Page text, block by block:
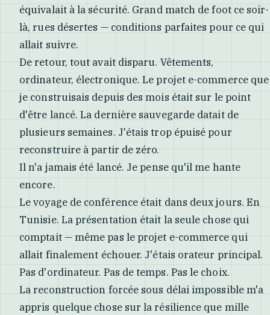
équivalait à la sécurité. Grand match de foot ce soir-
là, rues désertes — conditions parfaites pour ce qui
allait suivre.
De retour, tout avait disparu. Vêtements,
ordinateur, électronique. Le projet e-commerce que
je construisais depuis des mois était sur le point
d'être lancé. La dernière sauvegarde datait de
plusieurs semaines. J'étais trop épuisé pour
reconstruire à partir de zéro.
Il n'a jamais été lancé. Je pense qu'il me hante
encore.
Le voyage de conférence était dans deux jours. En
Tunisie. La présentation était la seule chose qui
comptait — même pas le projet e-commerce qui
allait finalement échouer. J'étais orateur principal.
Pas d'ordinateur. Pas de temps. Pas le choix.
La reconstruction forcée sous délai impossible m'a
appris quelque chose sur la résilience que mille